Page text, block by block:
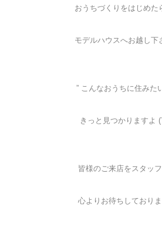
おうちづくりをはじめた
モデルハウスへお越し下
” こんなおうちに住みた
きっと見つかりますよ
皆様のご来店をスタッフ
心よりお待ちしておりま